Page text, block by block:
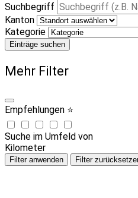
Suchbegriff
Kanton
Kategorie
Einträge suchen
Mehr Filter
Empfehlungen ⭐
Suche im Umfeld von
Kilometer
Filter anwenden Filter